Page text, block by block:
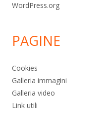
WordPress.org
PAGINE
Cookies
Galleria immagini
Galleria video
Link utili